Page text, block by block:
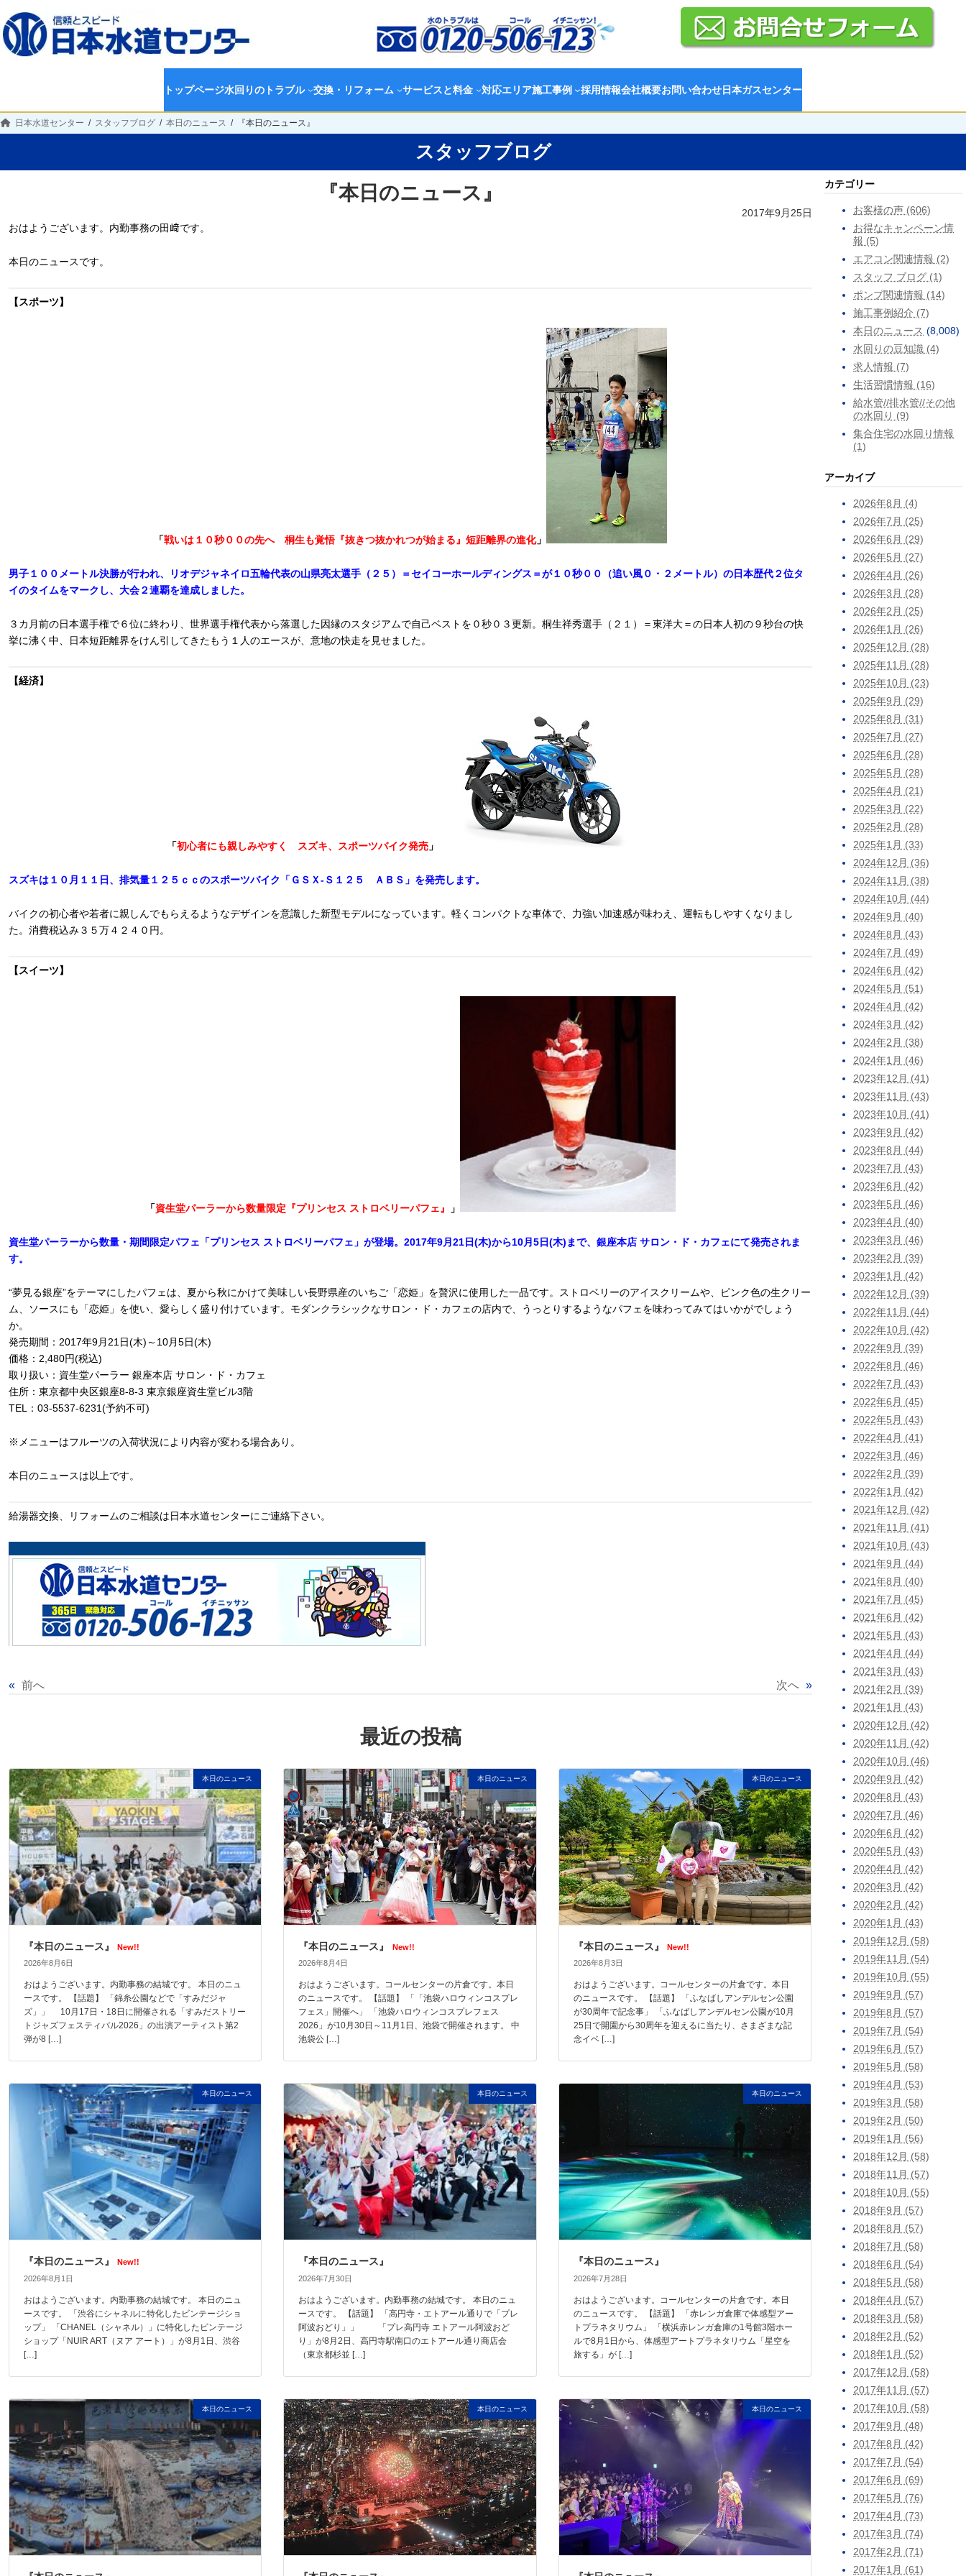
トップページ水回りのトラブル 交換・リフォーム サービスと料金 対応エリア施工事例 採用情報会社概要お問い合わせ日本ガスセンター
日本水道センター スタッフブログ 本日のニュース 『本日のニュース』
スタッフブログ
『本日のニュース』
2017年9月25日
おはようございます。内勤事務の田﨑です。
本日のニュースです。
【スポーツ】
「戦いは１０秒００の先へ 桐生も覚悟『抜きつ抜かれつが始まる』短距離界の進化」
男子１００メートル決勝が行われ、リオデジャネイロ五輪代表の山県亮太選手（２５）＝セイコーホールディングス＝が１０秒００（追い風０・２メートル）の日本歴代２位タ
イのタイムをマークし、大会２連覇を達成しました。
３カ月前の日本選手権で６位に終わり、世界選手権代表から落選した因縁のスタジアムで自己ベストを０秒０３更新。桐生祥秀選手（２１）＝東洋大＝の日本人初の９秒台の快
挙に沸く中、日本短距離界をけん引してきたもう１人のエースが、意地の快走を見せました。
【経済】
「初心者にも親しみやすく スズキ、スポーツバイク発売 」
スズキは１０月１１日、排気量１２５ｃｃのスポーツバイク「ＧＳＸ-Ｓ１２５ ＡＢＳ」を発売します。
バイクの初心者や若者に親しんでもらえるようなデザインを意識した新型モデルになっています。軽くコンパクトな車体で、力強い加速感が味わえ、運転もしやすくなりまし
た。消費税込み３５万４２４０円。
【スイーツ】
「資生堂パーラーから数量限定『プリンセス ストロベリーパフェ』 」
資生堂パーラーから数量・期間限定パフェ「プリンセス ストロベリーパフェ」が登場。2017年9月21日(木)から10月5日(木)まで、銀座本店 サロン・ド・カフェにて発売されま
す。
“夢見る銀座”をテーマにしたパフェは、夏から秋にかけて美味しい長野県産のいちご「恋姫」を贅沢に使用した一品です。ストロベリーのアイスクリームや、ピンク色の生クリー
ム、ソースにも「恋姫」を使い、愛らしく盛り付けています。モダンクラシックなサロン・ド・カフェの店内で、うっとりするようなパフェを味わってみてはいかがでしょう
か。
発売期間：2017年9月21日(木)～10月5日(木)
価格：2,480円(税込)
取り扱い：資生堂パーラー 銀座本店 サロン・ド・カフェ
住所：東京都中央区銀座8-8-3 東京銀座資生堂ビル3階
TEL：03-5537-6231(予約不可)
※メニューはフルーツの入荷状況により内容が変わる場合あり。
本日のニュースは以上です。
給湯器交換、リフォームのご相談は日本水道センターにご連絡下さい。
« 前へ 次へ »
最近の投稿
本日のニュース
『本日のニュース』
New!!
2026年8月6日
おはようございます。内勤事務の結城です。 本日のニュ
ースです。 【話題】 「錦糸公園などで「すみだジャ
ズ」」 10月17日・18日に開催される「すみだストリー
トジャズフェスティバル2026」の出演アーティスト第2
弾が8 […]
本日のニュース
『本日のニュース』
New!!
2026年8月4日
おはようございます。コールセンターの片倉です。本日
のニュースです。 【話題】 「「池袋ハロウィンコスプレ
フェス」開催へ」 「池袋ハロウィンコスプレフェス
2026」が10月30日～11月1日、池袋で開催されます。 中
池袋公 […]
本日のニュース
『本日のニュース』
New!!
2026年8月3日
おはようございます。コールセンターの片倉です。本日
のニュースです。 【話題】 「ふなばしアンデルセン公園
が30周年で記念事」 「ふなばしアンデルセン公園が10月
25日で開園から30周年を迎えるに当たり、さまざまな記
念イベ […]
本日のニュース
『本日のニュース』
New!!
2026年8月1日
おはようございます。内勤事務の結城です。 本日のニュ
ースです。 「渋谷にシャネルに特化したビンテージショ
ップ」 「CHANEL（シャネル）」に特化したビンテージ
ショップ「NUIR ART（ヌア アート）」が8月1日、渋谷
[…]
本日のニュース
『本日のニュース』
2026年7月30日
おはようございます。内勤事務の結城です。 本日のニュ
ースです。 【話題】 「高円寺・エトアール通りで「プレ
阿波おどり」」 「プレ高円寺 エトアール阿波おど
り」が8月2日、高円寺駅南口のエトアール通り商店会
（東京都杉並 […]
本日のニュース
『本日のニュース』
2026年7月28日
おはようございます。コールセンターの片倉です。本日
のニュースです。 【話題】 「赤レンガ倉庫で体感型アー
トプラネタリウム」 「横浜赤レンガ倉庫の1号館3階ホー
ルで8月1日から、体感型アートプラネタリウム「星空を
旅する」が […]
本日のニュース 本日のニュース 本日のニュース
カテゴリー
お客様の声 (606)
お得なキャンペーン情
報 (5)
エアコン関連情報 (2)
スタッフ ブログ (1)
ポンプ関連情報 (14)
施工事例紹介 (7)
本日のニュース (8,008)
水回りの豆知識 (4)
求人情報 (7)
生活習慣情報 (16)
給水管//排水管//その他
の水回り (9)
集合住宅の水回り情報
(1)
アーカイブ
2026年8月 (4)
2026年7月 (25)
2026年6月 (29)
2026年5月 (27)
2026年4月 (26)
2026年3月 (28)
2026年2月 (25)
2026年1月 (26)
2025年12月 (28)
2025年11月 (28)
2025年10月 (23)
2025年9月 (29)
2025年8月 (31)
2025年7月 (27)
2025年6月 (28)
2025年5月 (28)
2025年4月 (21)
2025年3月 (22)
2025年2月 (28)
2025年1月 (33)
2024年12月 (36)
2024年11月 (38)
2024年10月 (44)
2024年9月 (40)
2024年8月 (43)
2024年7月 (49)
2024年6月 (42)
2024年5月 (51)
2024年4月 (42)
2024年3月 (42)
2024年2月 (38)
2024年1月 (46)
2023年12月 (41)
2023年11月 (43)
2023年10月 (41)
2023年9月 (42)
2023年8月 (44)
2023年7月 (43)
2023年6月 (42)
2023年5月 (46)
2023年4月 (40)
2023年3月 (46)
2023年2月 (39)
2023年1月 (42)
2022年12月 (39)
2022年11月 (44)
2022年10月 (42)
2022年9月 (39)
2022年8月 (46)
2022年7月 (43)
2022年6月 (45)
2022年5月 (43)
2022年4月 (41)
2022年3月 (46)
2022年2月 (39)
2022年1月 (42)
2021年12月 (42)
2021年11月 (41)
2021年10月 (43)
2021年9月 (44)
2021年8月 (40)
2021年7月 (45)
2021年6月 (42)
2021年5月 (43)
2021年4月 (44)
2021年3月 (43)
2021年2月 (39)
2021年1月 (43)
2020年12月 (42)
2020年11月 (42)
2020年10月 (46)
2020年9月 (42)
2020年8月 (43)
2020年7月 (46)
2020年6月 (42)
2020年5月 (43)
2020年4月 (42)
2020年3月 (42)
2020年2月 (42)
2020年1月 (43)
2019年12月 (58)
2019年11月 (54)
2019年10月 (55)
2019年9月 (57)
2019年8月 (57)
2019年7月 (54)
2019年6月 (57)
2019年5月 (58)
2019年4月 (53)
2019年3月 (58)
2019年2月 (50)
2019年1月 (56)
2018年12月 (58)
2018年11月 (57)
2018年10月 (55)
2018年9月 (57)
2018年8月 (57)
2018年7月 (58)
2018年6月 (54)
2018年5月 (58)
2018年4月 (57)
2018年3月 (58)
2018年2月 (52)
2018年1月 (52)
2017年12月 (58)
2017年11月 (57)
2017年10月 (58)
2017年9月 (48)
2017年8月 (42)
2017年7月 (54)
2017年6月 (69)
2017年5月 (76)
2017年4月 (73)
2017年3月 (74)
2017年2月 (71)
2017年1月 (61)